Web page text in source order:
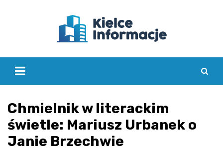
Chmielnik w literackim
świetle: Mariusz Urbanek o
Janie Brzechwie